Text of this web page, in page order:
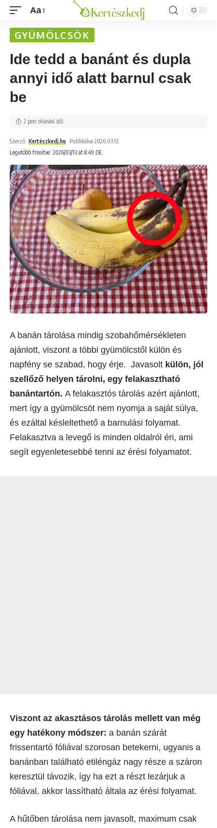
Aa
GYÜMÖLCSÖK
Ide tedd a banánt és dupla
annyi idő alatt barnul csak
be
Legutóbb frissítve: 2026/03/13 at 8:49 DE.
Szerző: Kertészkedj.hu Publikálva 2026.03.13.
2 perc olvasási idő
A banán tárolása mindig szobahőmérsékleten
ajánlott, viszont a többi gyümölcstől külön és
napfény se szabad, hogy érje. Javasolt külön, jól
szellőző helyen tárolni, egy felakasztható
banántartón. A felakasztós tárolás azért ajánlott,
mert így a gyümölcsöt nem nyomja a saját súlya,
és ezáltal késleltethető a barnulási folyamat.
Felakasztva a levegő is minden oldalról éri, ami
segít egyenletesebbé tenni az érési folyamatot.
Viszont az akasztásos tárolás mellett van még
egy hatékony módszer: a banán szárát
frissentartó fóliával szorosan betekerni, ugyanis a
banánban található etiléngáz nagy része a száron
keresztül távozik, így ha ezt a részt lezárjuk a
fóliával, akkor lassítható általa az érési folyamat.
A hűtőben tárolása nem javasolt, maximum csak